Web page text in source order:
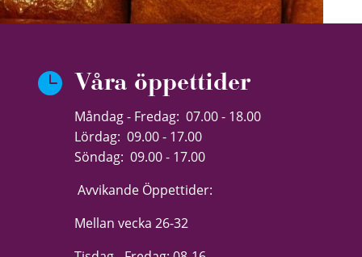
 Våra öppettider
Måndag - Fredag: 07.00 - 18.00
Lördag: 09.00 - 17.00
Söndag: 09.00 - 17.00
Avvikande Öppettider:
Mellan vecka 26-32